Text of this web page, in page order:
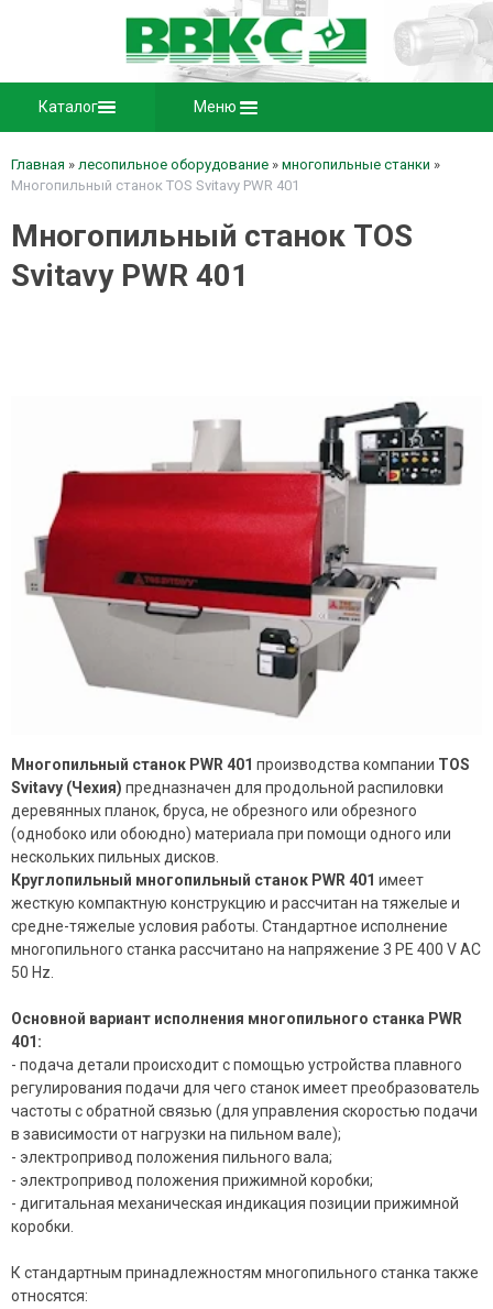
Каталог Меню
Главная » лесопильное оборудование » многопильные станки »
Многопильный станок TOS Svitavy PWR 401
Многопильный станок TOS
Svitavy PWR 401
Многопильный станок PWR 401 производства компании TOS
Svitavy (Чехия) предназначен для продольной распиловки
деревянных планок, бруса, не обрезного или обрезного
(однобоко или обоюдно) материала при помощи одного или
нескольких пильных дисков.
Круглопильный многопильный станок PWR 401 имеет
жесткую компактную конструкцию и рассчитан на тяжелые и
средне-тяжелые условия работы. Стандартное исполнение
многопильного станка рассчитано на напряжение 3 PE 400 V AC
50 Hz.
Основной вариант исполнения многопильного станка PWR
401:
- подача детали происходит с помощью устройства плавного
регулирования подачи для чего станок имеет преобразователь
частоты с обратной связью (для управления скоростью подачи
в зависимости от нагрузки на пильном вале);
- электропривод положения пильного вала;
- электропривод положения прижимной коробки;
- дигитальная механическая индикация позиции прижимной
коробки.
К стандартным принадлежностям многопильного станка также
относятся: